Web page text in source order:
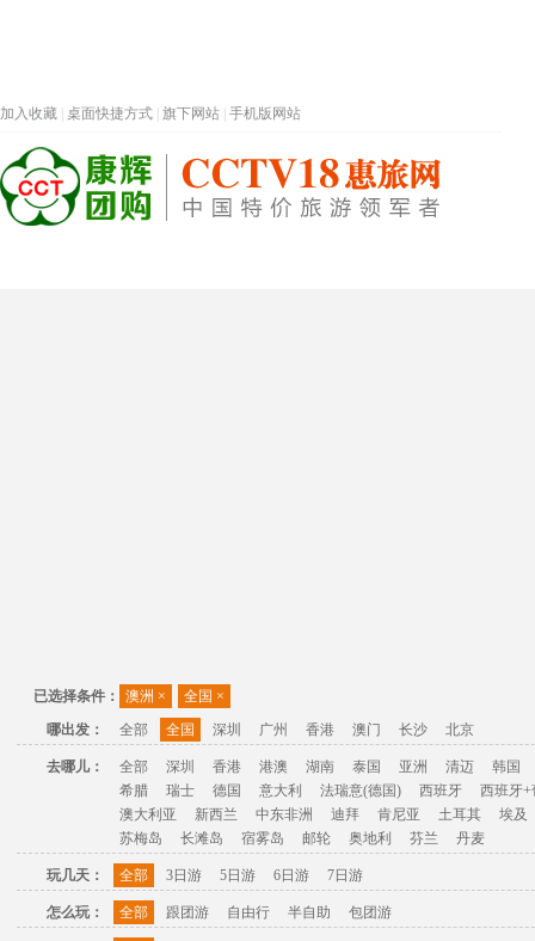
加入收藏 桌面快捷方式 旗下网站 手机版网站
已选择条件： 澳洲 × 全国 ×
哪出发：
全部 全国 深圳 广州 香港 澳门 长沙 北京
去哪儿： 全部 深圳 香港 港澳 湖南 泰国 亚洲 清迈
韩国
希腊
瑞士 德国 意大利 法瑞意(德国) 西班牙
西班牙+
澳大利亚
新西兰 中东非洲 迪拜 肯尼亚 土耳其
埃及
苏梅岛
长滩岛 宿雾岛 邮轮 奥地利 芬兰 丹麦
玩几天： 全部 3日游 5日游 6日游 7日游
怎么玩： 全部 跟团游 自由行 半自助 包团游